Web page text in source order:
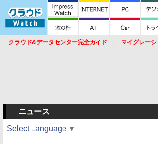
クラウド&データセンター完全ガイド マイグレーシ
ニュース
Select Language ▼